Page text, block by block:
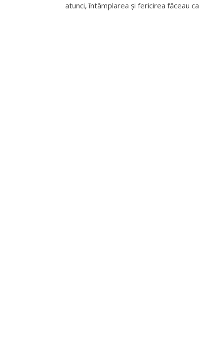
atunci, întâmplarea și fericirea făceau ca